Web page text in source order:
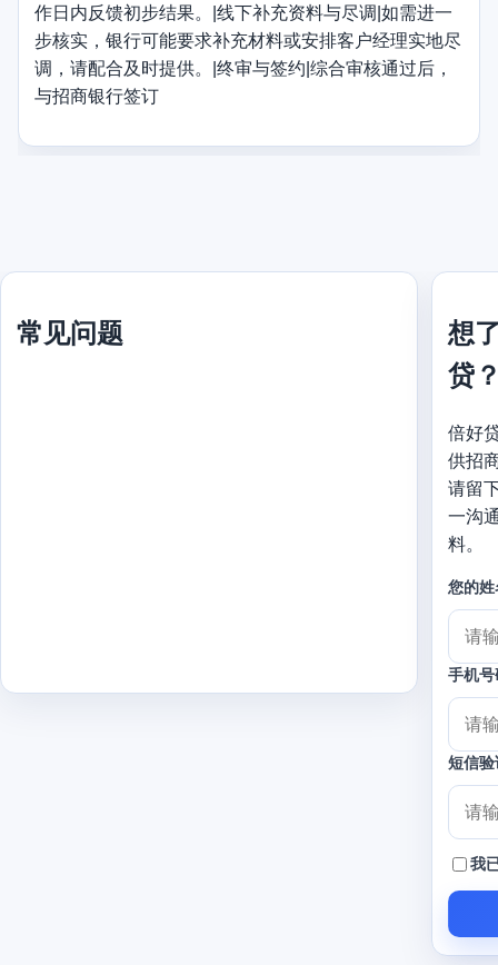
作日内反馈初步结果。|线下补充资料与尽调|如需进一
步核实，银行可能要求补充材料或安排客户经理实地尽
调，请配合及时提供。|终审与签约|综合审核通过后，
与招商银行签订
常见问题
想
贷
倍好
供招
请留
一沟
料。
您的姓
手机号
短信
我